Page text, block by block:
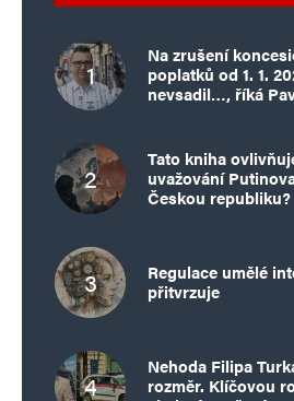
Na zrušení
poplatků od 1. 1.
nevsadil…, říká
Tato kniha
uvažování
Českou republiku?
Regulace umělé
přitvrzuje
Nehoda Filipa
rozměr. Klíčovou